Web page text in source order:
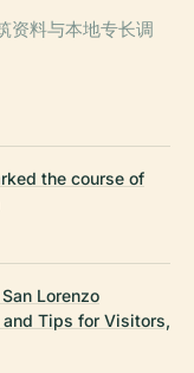
资料与本地专长调
the course of
Lorenzo
Tips for Visitors,